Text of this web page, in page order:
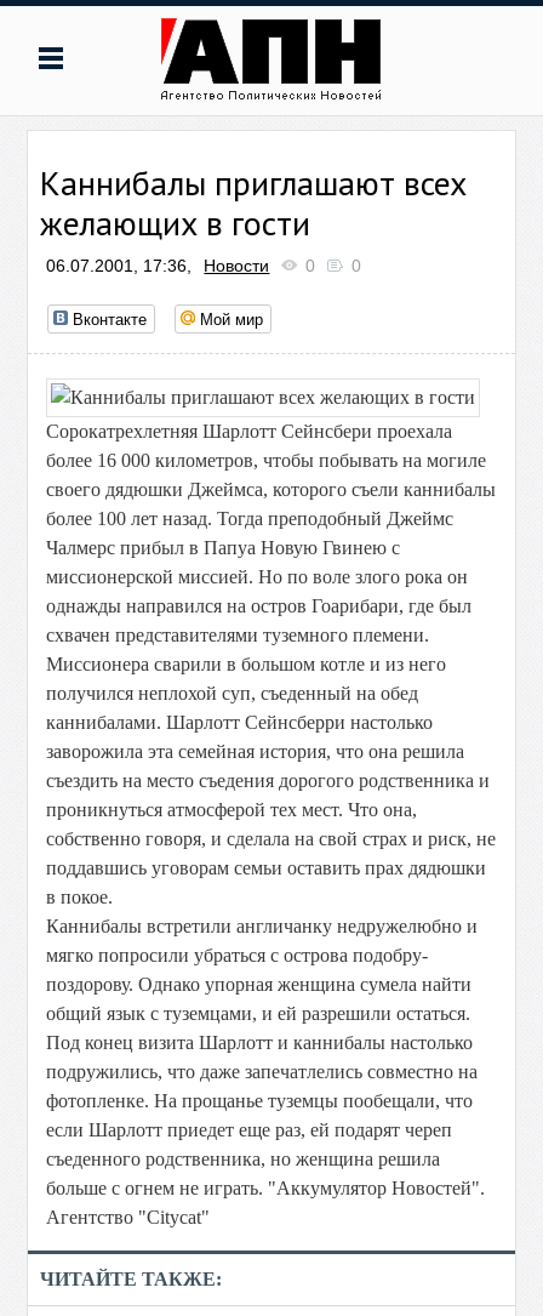
Каннибалы приглашают всех
желающих в гости
06.07.2001, 17:36, Новости 0 0
Вконтакте Мой мир
Сорокатрехлетняя Шарлотт Сейнсбери проехала
более 16 000 километров, чтобы побывать на могиле
своего дядюшки Джеймса, которого съели каннибалы
более 100 лет назад. Тогда преподобный Джеймс
Чалмерс прибыл в Папуа Новую Гвинею с
миссионерской миссией. Но по воле злого рока он
однажды направился на остров Гоарибари, где был
схвачен представителями туземного племени.
Миссионера сварили в большом котле и из него
получился неплохой суп, съеденный на обед
каннибалами. Шарлотт Сейнсберри настолько
заворожила эта семейная история, что она решила
съездить на место съедения дорогого родственника и
проникнуться атмосферой тех мест. Что она,
собственно говоря, и сделала на свой страх и риск, не
поддавшись уговорам семьи оставить прах дядюшки
в покое.
Каннибалы встретили англичанку недружелюбно и
мягко попросили убраться с острова подобру-
поздорову. Однако упорная женщина сумела найти
общий язык с туземцами, и ей разрешили остаться.
Под конец визита Шарлотт и каннибалы настолько
подружились, что даже запечатлелись совместно на
фотопленке. На прощанье туземцы пообещали, что
если Шарлотт приедет еще раз, ей подарят череп
съеденного родственника, но женщина решила
больше с огнем не играть. "Аккумулятор Новостей".
Агентство "Citycat"
ЧИТАЙТЕ ТАКЖЕ: